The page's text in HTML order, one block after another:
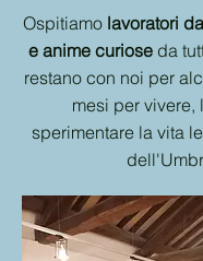
Ospitiamo lavoratori
e anime curiose da
restano con noi per
mesi per vivere,
sperimentare la vita